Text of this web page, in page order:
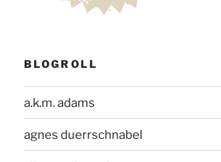
BLOGROLL
a.k.m. adams
agnes duerrschnabel